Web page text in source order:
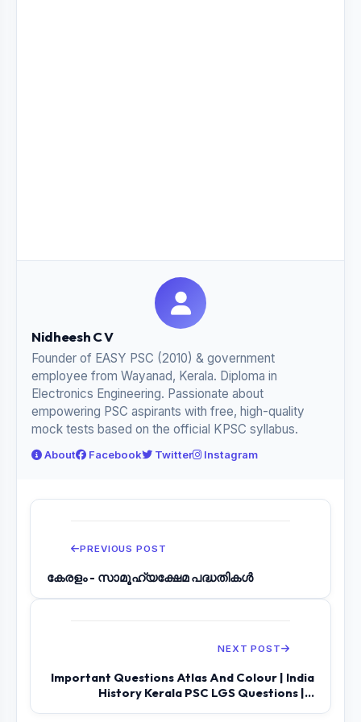
Nidheesh C V
Founder of EASY PSC (2010) & government
employee from Wayanad, Kerala. Diploma in
Electronics Engineering. Passionate about
empowering PSC aspirants with free, high-quality
mock tests based on the official KPSC syllabus.
About Facebook Twitter Instagram
PREVIOUS POST
കേരളം - സാമൂഹ്യക്ഷേമ പദ്ധതികൾ
NEXT POST
Important Questions Atlas And Colour | India
History Kerala PSC LGS Questions |...